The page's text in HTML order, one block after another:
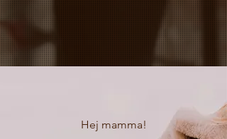
Hej mamma!